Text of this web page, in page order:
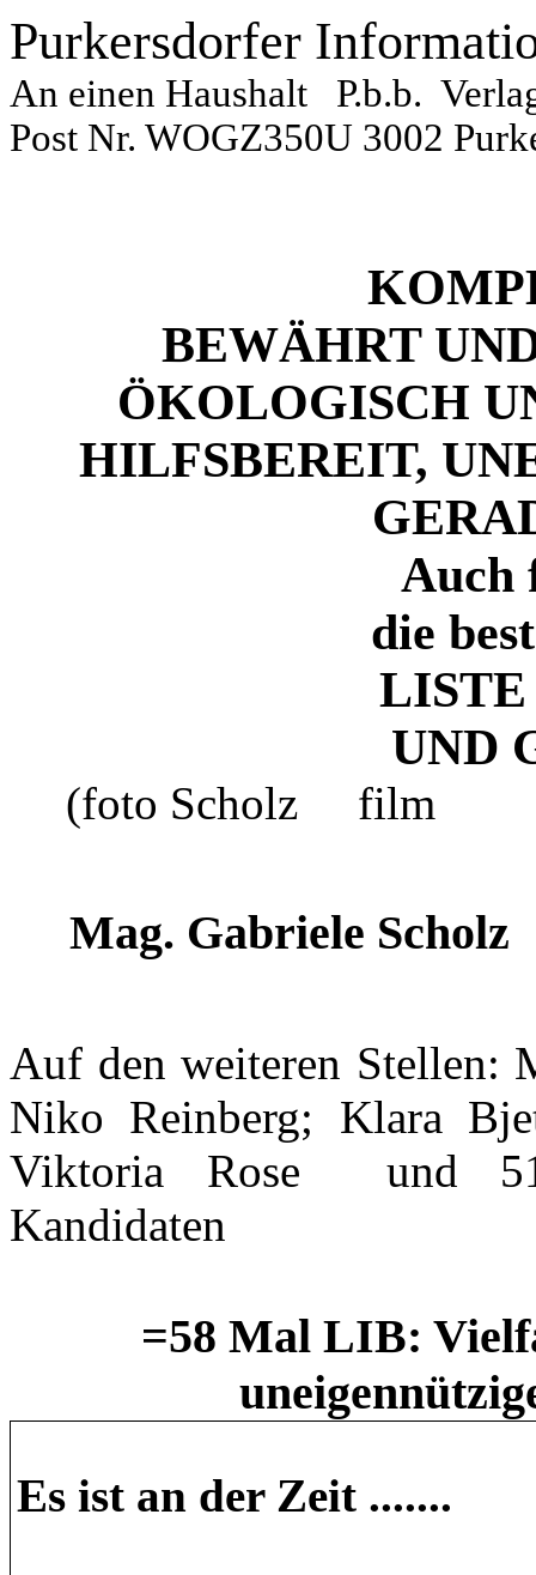
Purkersdorfer
An einen Haushalt P.b.b.
Post Nr. WOGZ350U 3002
BEWÄHRT
ÖKOLOGISCH
HILFSBEREIT,
Auch
die
UND
(foto Scholz film
Mag. Gabriele Scholz
Auf den weiteren Stellen:
Niko Reinberg; Klara
Viktoria Rose
und
Kandidaten
=58 Mal LIB:
Es ist an der Zeit .......